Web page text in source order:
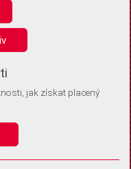
zařízení, a
zařízení, abychom se
později upravit ve Správě
jak získat placený